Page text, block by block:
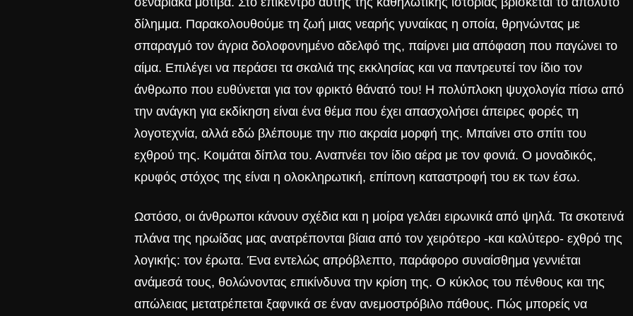
δίλημμα. Παρακολουθούμε τη ζωή μιας νεαρής γυναίκας η οποία, θρηνώντας με
σπαραγμό τον άγρια δολοφονημένο αδελφό της, παίρνει μια απόφαση που παγώνει το
αίμα. Επιλέγει να περάσει τα σκαλιά της εκκλησίας και να παντρευτεί τον ίδιο τον
άνθρωπο που ευθύνεται για τον φρικτό θάνατό του! Η πολύπλοκη ψυχολογία πίσω από
την ανάγκη για εκδίκηση είναι ένα θέμα που έχει απασχολήσει άπειρες φορές τη
λογοτεχνία, αλλά εδώ βλέπουμε την πιο ακραία μορφή της. Μπαίνει στο σπίτι του
εχθρού της. Κοιμάται δίπλα του. Αναπνέει τον ίδιο αέρα με τον φονιά. Ο μοναδικός,
κρυφός στόχος της είναι η ολοκληρωτική, επίπονη καταστροφή του εκ των έσω.
Ωστόσο, οι άνθρωποι κάνουν σχέδια και η μοίρα γελάει ειρωνικά από ψηλά. Τα σκοτεινά
πλάνα της ηρωίδας μας ανατρέπονται βίαια από τον χειρότερο -και καλύτερο- εχθρό της
λογικής: τον έρωτα. Ένα εντελώς απρόβλεπτο, παράφορο συναίσθημα γεννιέται
ανάμεσά τους, θολώνοντας επικίνδυνα την κρίση της. Ο κύκλος του πένθους και της
απώλειας μετατρέπεται ξαφνικά σε έναν ανεμοστρόβιλο πάθους. Πώς μπορείς να